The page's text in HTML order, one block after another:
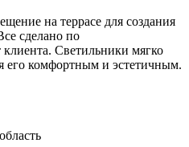
на террасе для создания
сделано по
Светильники мягко
его комфортным и эстетичным.